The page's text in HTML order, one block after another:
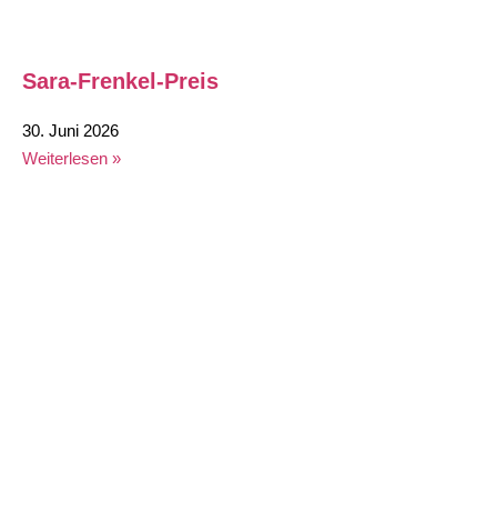
Sara-Frenkel-Preis
30. Juni 2026
Weiterlesen »